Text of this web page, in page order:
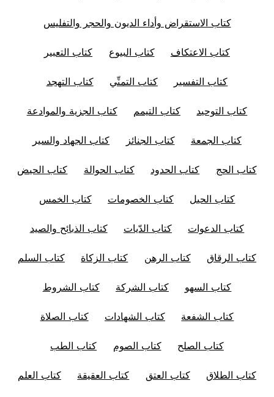
كتاب الاستقراض وأداء الديون والحجر والتفليس
كتاب الاعتكاف كتاب البيوع كتاب التعبير
كتاب التفسير كتاب التمنِّي كتاب التهجد
كتاب التوحيد كتاب التيمم كتاب الجزية والموادعة
كتاب الجمعة كتاب الجنائز كتاب الجهاد والسير
كتاب الحج كتاب الحدود كتاب الحوالة كتاب الحيض
كتاب الحيل كتاب الخصومات كتاب الخمس
كتاب الدعوات كتاب الدّيات كتاب الذبائح والصيد
كتاب الرقاق كتاب الرهن كتاب الزكاة كتاب السلم
كتاب السهو كتاب الشركة كتاب الشروط
كتاب الشفعة كتاب الشهادات كتاب الصلاة
كتاب الصلح كتاب الصوم كتاب الطب
كتاب الطلاق كتاب العتق كتاب العقيقة كتاب العلم